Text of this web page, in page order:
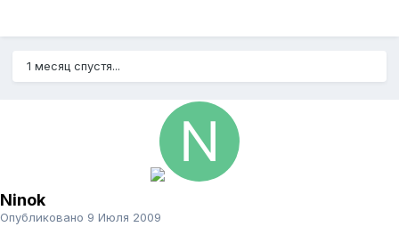
1 месяц спустя...
Ninok
Опубликовано 9 Июля 2009